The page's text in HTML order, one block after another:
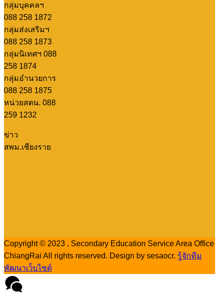
กลุ่มบุคคลฯ
088 258 1872
กลุ่มส่งเสริมฯ
088 258 1873
กลุ่มนิเทศฯ 088
258 1874
กลุ่มอำนวยการ
088 258 1875
หน่วยสตน. 088
259 1232
ข่าว
สพม.เชียงราย
Copyright © 2023 , Secondary Education Service Area Office
ChiangRai All rights reserved. Design by sesaocr. รู้จักทีม
พัฒนาเว็บไซต์